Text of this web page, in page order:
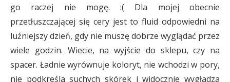
go raczej nie mogę. :( Dla mojej obecnie
przetłuszczającej się cery jest to fluid odpowiedni na
luźniejszy dzień, gdy nie muszę dobrze wyglądać przez
wiele godzin. Wiecie, na wyjście do sklepu, czy na
spacer. Ładnie wyrównuje koloryt, nie wchodzi w pory,
nie podkreśla suchych skórek i widocznie wygładza